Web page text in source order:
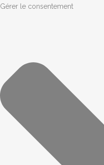
Gérer le consentement